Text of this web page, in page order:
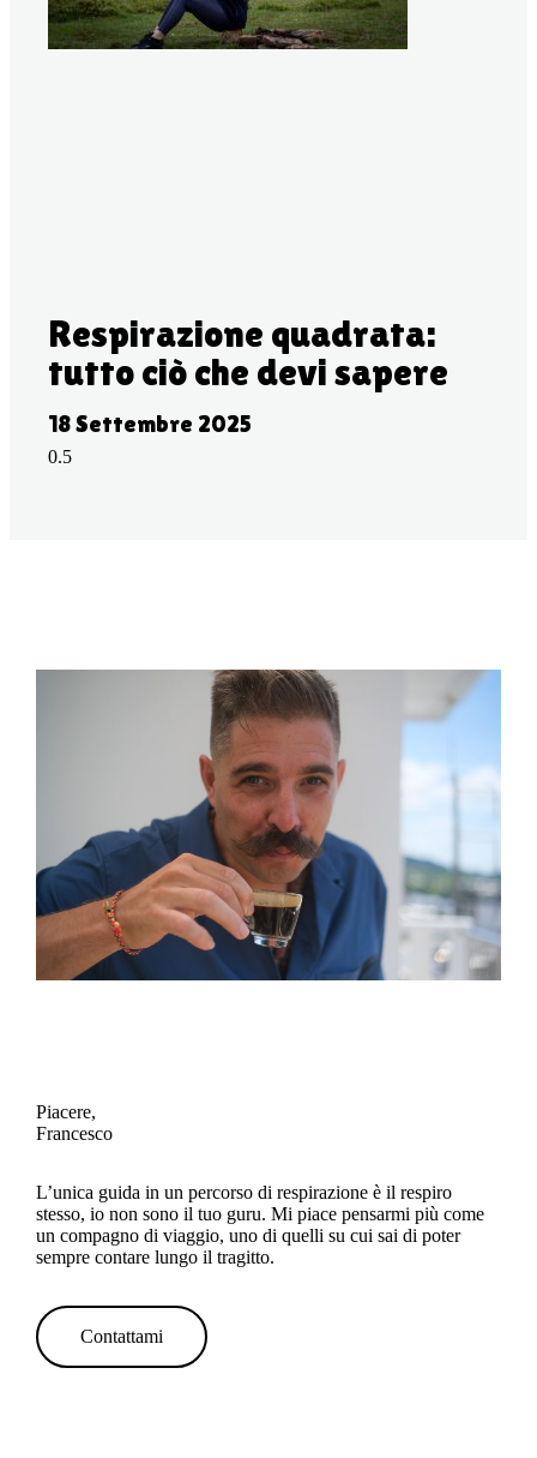
Respirazione quadrata:
tutto ciò che devi sapere
18 Settembre 2025
Piacere,
Francesco
L’unica guida in un percorso di respirazione è il respiro
stesso, io non sono il tuo guru. Mi piace pensarmi più come
un compagno di viaggio, uno di quelli su cui sai di poter
sempre contare lungo il tragitto.
Contattami